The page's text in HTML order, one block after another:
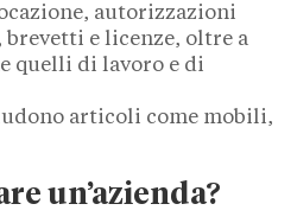
autorizzazioni
e licenze, oltre a
quelli di lavoro e di
articoli come mobili,
un’azienda?